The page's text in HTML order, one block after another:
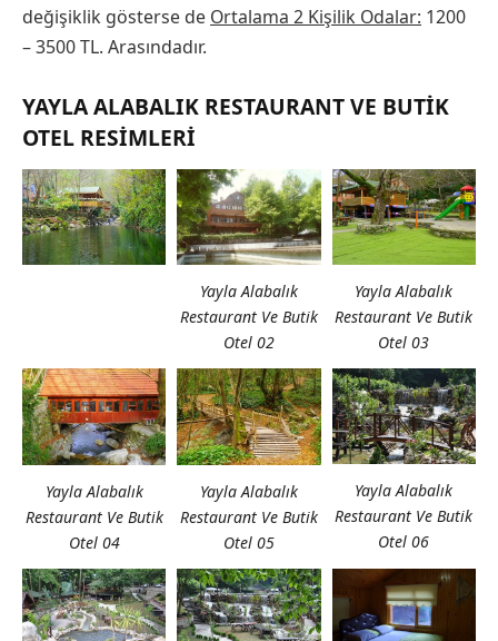
değişiklik gösterse de Ortalama 2 Kişilik Odalar: 1200
– 3500 TL. Arasındadır.
YAYLA ALABALIK RESTAURANT VE BUTIK
OTEL RESIMLERI
Yayla Alabalık
Restaurant Ve Butik
Otel 02
Yayla Alabalık
Restaurant Ve Butik
Otel 03
Yayla Alabalık
Restaurant Ve Butik
Otel 04
Yayla Alabalık
Restaurant Ve Butik
Otel 05
Yayla Alabalık
Restaurant Ve Butik
Otel 06